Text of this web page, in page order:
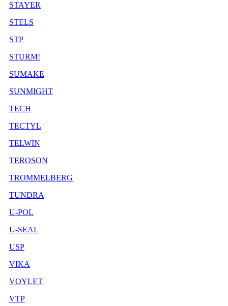
STAYER
STELS
STP
STURM!
SUMAKE
SUNMIGHT
TECH
TECTYL
TELWIN
TEROSON
TROMMELBERG
TUNDRA
U-POL
U-SEAL
USP
VIKA
VOYLET
VTP